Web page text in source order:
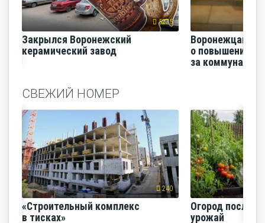
5275
Закрылся Воронежский
керамический завод
Воронежцам
о повышении
за
СВЕЖИЙ НОМЕР
240
«Строительный комплекс
в тисках»
Огород после
урожай